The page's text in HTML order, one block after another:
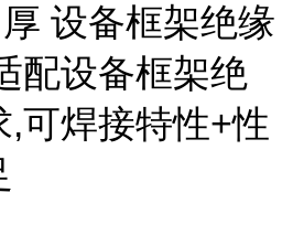
设备框架绝缘
配设备框架绝
可焊接特性+性